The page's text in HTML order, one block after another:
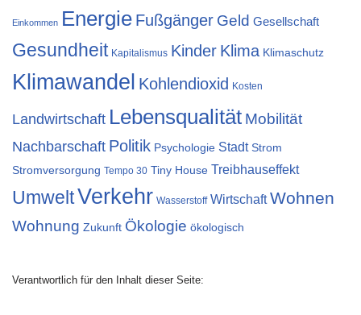
Einkommen Energie Fußgänger Geld Gesellschaft
Gesundheit Kapitalismus Kinder Klima Klimaschutz
Klimawandel Kohlendioxid Kosten
Landwirtschaft Lebensqualität Mobilität
Nachbarschaft Politik Psychologie Stadt Strom
Stromversorgung Tempo 30 Tiny House Treibhauseffekt
UmweltVerkehr Wasserstoff Wirtschaft Wohnen
Wohnung Zukunft Ökologie ökologisch
Verantwortlich für den Inhalt dieser Seite: